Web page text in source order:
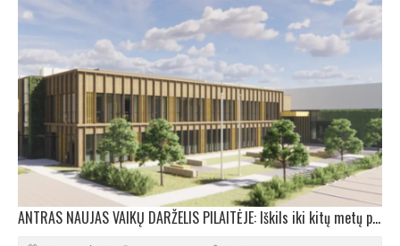
ANTRAS NAUJAS VAIKŲ DARŽELIS PILAITĖJE: Iškils iki kitų metų pavasario